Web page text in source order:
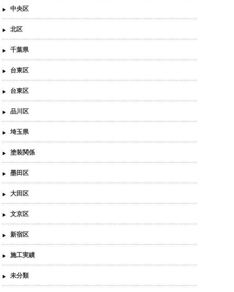
中央区
北区
千葉県
台東区
台東区
品川区
埼玉県
塗装関係
墨田区
大田区
文京区
新宿区
施工実績
未分類